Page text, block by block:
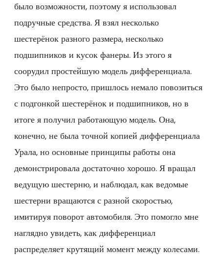
было возможности, поэтому я использовал
подручные средства. Я взял несколько
шестерёнок разного размера, несколько
подшипников и кусок фанеры. Из этого я
соорудил простейшую модель дифференциала.
Это было непросто, пришлось немало повозиться
с подгонкой шестерёнок и подшипников, но в
итоге я получил работающую модель. Она,
конечно, не была точной копией дифференциала
Урала, но основные принципы работы она
демонстрировала достаточно хорошо. Я вращал
ведущую шестерню, и наблюдал, как ведомые
шестерни вращаются с разной скоростью,
имитируя поворот автомобиля. Это помогло мне
наглядно увидеть, как дифференциал
распределяет крутящий момент между колесами.